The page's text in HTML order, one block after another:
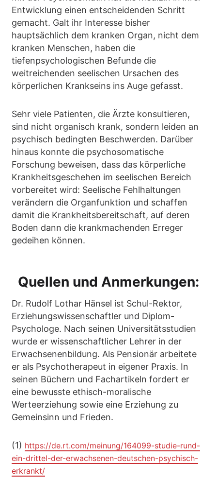
Entwicklung einen entscheidenden Schritt
gemacht. Galt ihr Interesse bisher
hauptsächlich dem kranken Organ, nicht dem
kranken Menschen, haben die
tiefenpsychologischen Befunde die
weitreichenden seelischen Ursachen des
körperlichen Krankseins ins Auge gefasst.
Sehr viele Patienten, die Ärzte konsultieren,
sind nicht organisch krank, sondern leiden an
psychisch bedingten Beschwerden. Darüber
hinaus konnte die psychosomatische
Forschung beweisen, dass das körperliche
Krankheitsgeschehen im seelischen Bereich
vorbereitet wird: Seelische Fehlhaltungen
verändern die Organfunktion und schaffen
damit die Krankheitsbereitschaft, auf deren
Boden dann die krankmachenden Erreger
gedeihen können.
Quellen und Anmerkungen:
Dr. Rudolf Lothar Hänsel ist Schul-Rektor,
Erziehungswissenschaftler und Diplom-
Psychologe. Nach seinen Universitätsstudien
wurde er wissenschaftlicher Lehrer in der
Erwachsenenbildung. Als Pensionär arbeitete
er als Psychotherapeut in eigener Praxis. In
seinen Büchern und Fachartikeln fordert er
eine bewusste ethisch-moralische
Werteerziehung sowie eine Erziehung zu
Gemeinsinn und Frieden.
(1) https://de.rt.com/meinung/164099-studie-rund-
ein-drittel-der-erwachsenen-deutschen-psychisch-
erkrankt/